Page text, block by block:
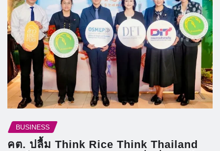
BUSINESS
คต. ปลื้ม Think Rice Think Thailand